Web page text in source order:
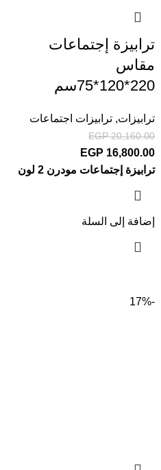
ترابيزة إجتماعات
مقاس
220*120*75سم
ترابيزات, ترابيزات اجتماعات
EGP20,160.00
EGP 16,800.00
ترابيزة إجتماعات مودرن 2 لون
إضافة إلى السلة
-17%